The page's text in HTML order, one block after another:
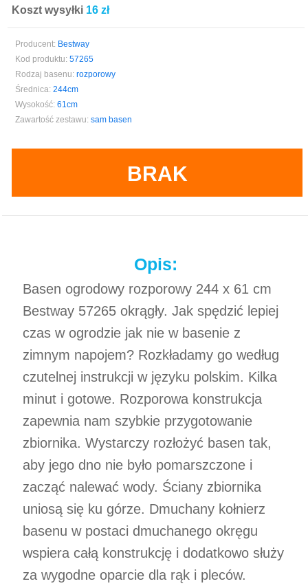
BRAK
Koszt wysyłki 16 zł
Producent: Bestway
Kod produktu: 57265
Rodzaj basenu: rozporowy
Średnica: 244cm
Wysokość: 61cm
Zawartość zestawu: sam basen
Opis:
Basen ogrodowy rozporowy 244 x 61 cm
Bestway 57265 okrągły. Jak spędzić lepiej
czas w ogrodzie jak nie w basenie z
zimnym napojem? Rozkładamy go według
czutelnej instrukcji w języku polskim. Kilka
minut i gotowe. Rozporowa konstrukcja
zapewnia nam szybkie przygotowanie
zbiornika. Wystarczy rozłożyć basen tak,
aby jego dno nie było pomarszczone i
zacząć nalewać wody. Ściany zbiornika
uniosą się ku górze. Dmuchany kołnierz
basenu w postaci dmuchanego okręgu
wspiera całą konstrukcję i dodatkowo służy
za wygodne oparcie dla rąk i pleców.